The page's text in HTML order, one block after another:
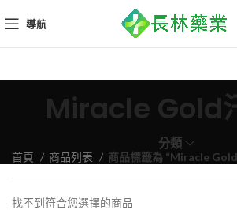
導航
Miracle Gold
分類
首頁 商品列表 商品標籤為 “Miracle
找不到符合您選擇的商品